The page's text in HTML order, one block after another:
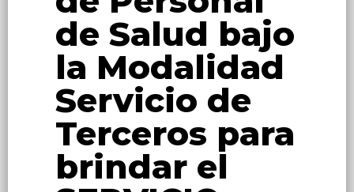
de Salud bajo
la Modalidad
Servicio de
Terceros para
brindar el